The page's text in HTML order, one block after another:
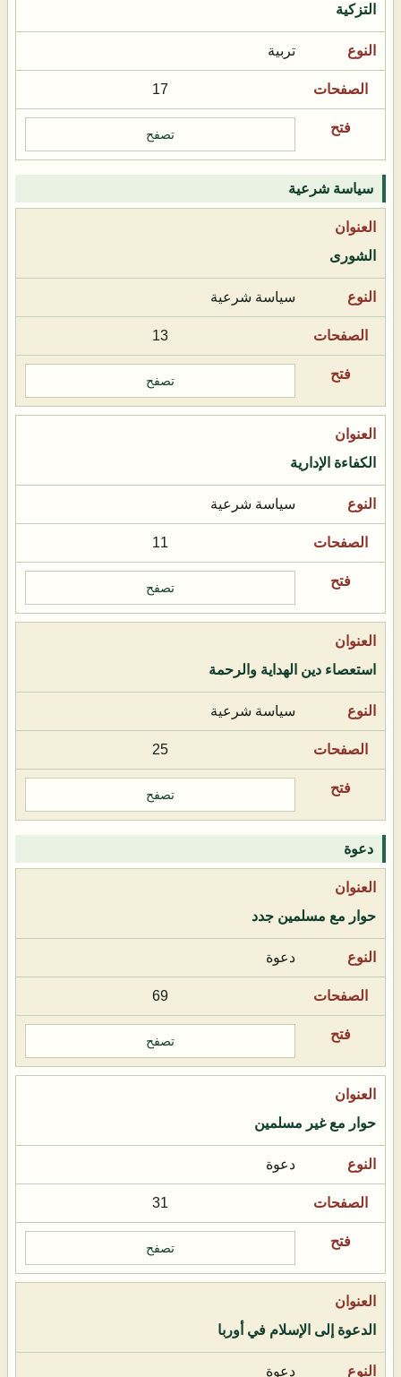
التزكية
تربية
17
تصفح
سياسة شرعية
الشورى
سياسة شرعية
13
تصفح
الكفاءة الإدارية
سياسة شرعية
11
تصفح
استعصاء دين الهداية والرحمة
سياسة شرعية
25
تصفح
دعوة
حوار مع مسلمين جدد
دعوة
69
تصفح
حوار مع غير مسلمين
دعوة
31
تصفح
الدعوة إلى الإسلام في أوربا
دعوة